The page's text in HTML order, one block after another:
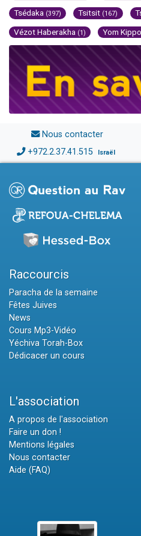
Tsédaka (397) Tsitsit (167)
Vézot Haberakha (1) Yom
Nous contacter
+972.2.37.41.515 Israël
Raccourcis
Paracha de la semaine
Fêtes Juives
News
Cours Mp3-Vidéo
Yéchiva Torah-Box
Dédicacer un cours
L'association
A propos de l'association
Faire un don !
Mentions légales
Nous contacter
Aide (FAQ)